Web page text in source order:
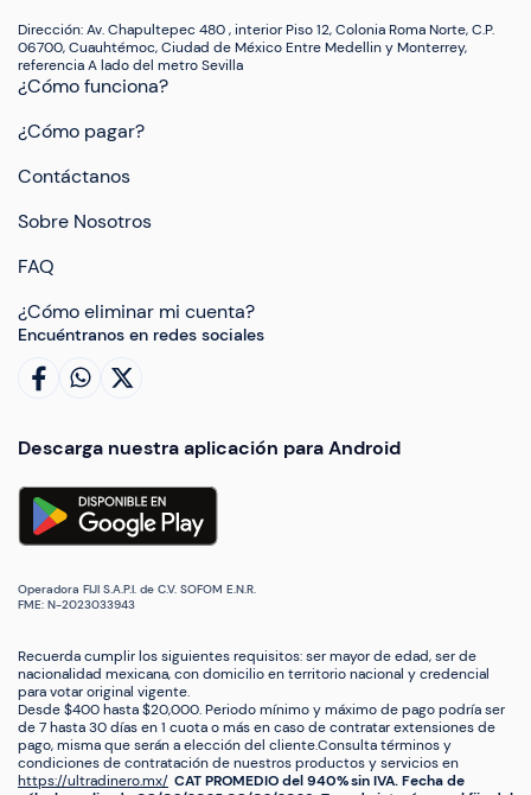
Dirección: Av. Chapultepec 480 , interior Piso 12, Colonia Roma Norte, C.P.
06700, Cuauhtémoc, Ciudad de México Entre Medellin y Monterrey,
referencia A lado del metro Sevilla
¿Cómo funciona?
¿Cómo pagar?
Contáctanos
Sobre Nosotros
FAQ
¿Cómo eliminar mi cuenta?
Encuéntranos en redes sociales
Descarga nuestra aplicación para Android
Operadora FIJI S.A.P.I. de C.V. SOFOM E.N.R.
FME: N-2023033943
Recuerda cumplir los siguientes requisitos: ser mayor de edad, ser de
nacionalidad mexicana, con domicilio en territorio nacional y credencial
para votar original vigente.
Desde $400 hasta $20,000. Periodo mínimo y máximo de pago podría ser
de 7 hasta 30 días en 1 cuota o más en caso de contratar extensiones de
pago, misma que serán a elección del cliente.Consulta términos y
condiciones de contratación de nuestros productos y servicios en
https://ultradinero.mx/ CAT PROMEDIO del 940% sin IVA. Fecha de